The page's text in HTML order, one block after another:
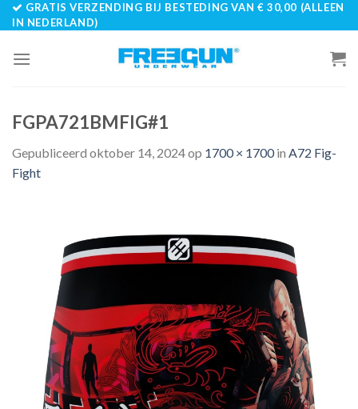
Skip
to
GRATIS VERZENDING BIJ BESTEDING VAN € 30,00 (ALLEEN
IN NEDERLAND)
FGPA721BMFIG#1
Gepubliceerd oktober 14, 2024op 1700 × 1700in A72 Fig-
Fight